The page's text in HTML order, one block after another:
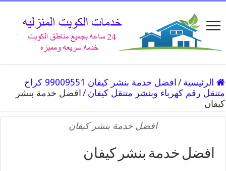
الرئيسية /
افضل خدمة بنشر كيفان 99009551 كراج
متنقل رقم كهرباء وبنشر متنقل كيفان / افضل خدمة بنشر
كيفان
افضل خدمة بنشر كيفان
افضل خدمة بنشر كيفان